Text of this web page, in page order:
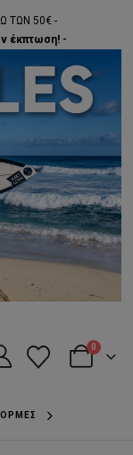
ΤΩΝ 50€ -
έκπτωση! -
0